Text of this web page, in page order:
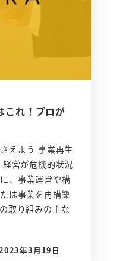
これ！プロが
えよう 事業再生
営が危機的状況
、事業運営や構
は事業を再構築
取り組みの主な
年3月19日